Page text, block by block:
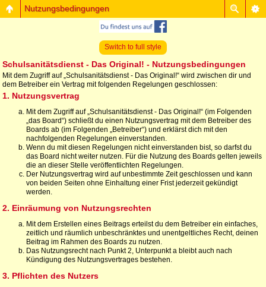
Nutzungsbedingungen
Switch to full style
Schulsanitätsdienst - Das Original! - Nutzungsbedingungen
Mit dem Zugriff auf „Schulsanitätsdienst - Das Original!“ wird zwischen dir und
dem Betreiber ein Vertrag mit folgenden Regelungen geschlossen:
1. Nutzungsvertrag
Mit dem Zugriff auf „Schulsanitätsdienst - Das Original!“ (im Folgenden
„das Board“) schließt du einen Nutzungsvertrag mit dem Betreiber des
Boards ab (im Folgenden „Betreiber“) und erklärst dich mit den
nachfolgenden Regelungen einverstanden.
Wenn du mit diesen Regelungen nicht einverstanden bist, so darfst du
das Board nicht weiter nutzen. Für die Nutzung des Boards gelten jeweils
die an dieser Stelle veröffentlichten Regelungen.
Der Nutzungsvertrag wird auf unbestimmte Zeit geschlossen und kann
von beiden Seiten ohne Einhaltung einer Frist jederzeit gekündigt
werden.
2. Einräumung von Nutzungsrechten
Mit dem Erstellen eines Beitrags erteilst du dem Betreiber ein einfaches,
zeitlich und räumlich unbeschränktes und unentgeltliches Recht, deinen
Beitrag im Rahmen des Boards zu nutzen.
Das Nutzungsrecht nach Punkt 2, Unterpunkt a bleibt auch nach
Kündigung des Nutzungsvertrages bestehen.
3. Pflichten des Nutzers